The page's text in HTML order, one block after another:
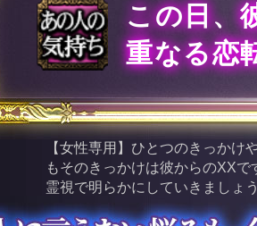
この日、
重なる恋
【女性専用】ひとつのきっか
もそのきっかけは彼からのXX
霊視で明らかにしていきましょう